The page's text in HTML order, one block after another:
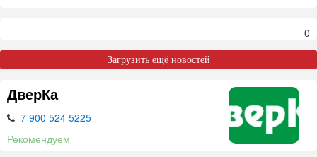
0
Загрузить ещё новостей
ДверКа
7 900 524 5225
Рекомендуем